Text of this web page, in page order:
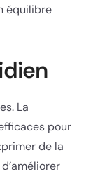
équilibre
La
pour
de la